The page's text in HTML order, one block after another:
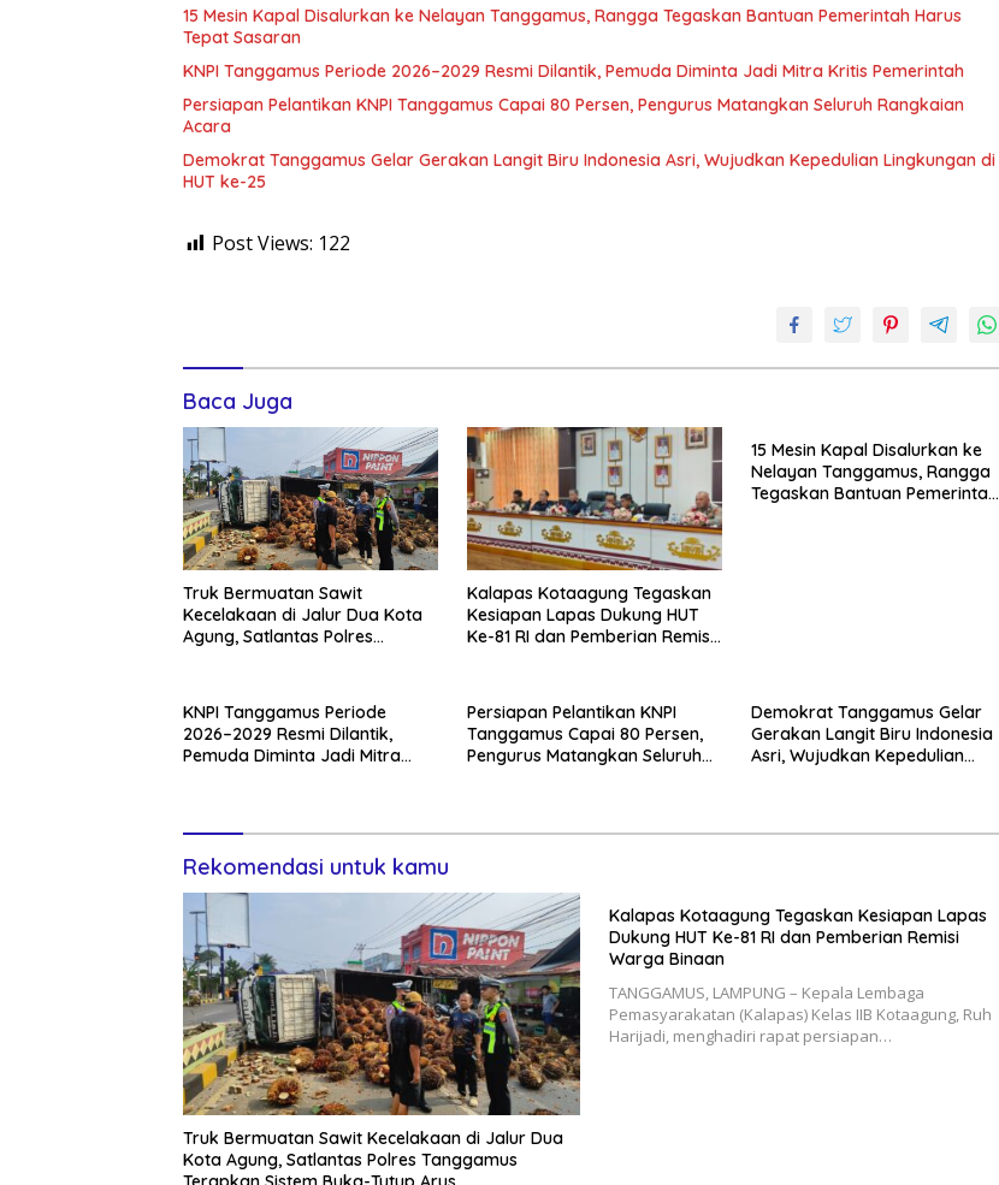
15 Mesin Kapal Disalurkan ke Nelayan Tanggamus, Rangga Tegaskan Bantuan Pemerintah Harus
Tepat Sasaran
KNPI Tanggamus Periode 2026–2029 Resmi Dilantik, Pemuda Diminta Jadi Mitra Kritis Pemerintah
Persiapan Pelantikan KNPI Tanggamus Capai 80 Persen, Pengurus Matangkan Seluruh Rangkaian
Acara
Demokrat Tanggamus Gelar Gerakan Langit Biru Indonesia Asri, Wujudkan Kepedulian Lingkungan di
HUT ke-25
Post Views: 122
Baca Juga
Truk Bermuatan Sawit
Kecelakaan di Jalur Dua Kota
Agung, Satlantas Polres
Kalapas Kotaagung Tegaskan
Kesiapan Lapas Dukung HUT
Ke-81 RI dan Pemberian Remisi
15 Mesin Kapal Disalurkan ke
Nelayan Tanggamus, Rangga
Tegaskan Bantuan Pemerintah
KNPI Tanggamus Periode
2026–2029 Resmi Dilantik,
Pemuda Diminta Jadi Mitra
Persiapan Pelantikan KNPI
Tanggamus Capai 80 Persen,
Pengurus Matangkan Seluruh
Demokrat Tanggamus Gelar
Gerakan Langit Biru Indonesia
Asri, Wujudkan Kepedulian
Rekomendasi untuk kamu
Truk Bermuatan Sawit Kecelakaan di Jalur Dua
Kota Agung, Satlantas Polres Tanggamus
Kalapas Kotaagung Tegaskan Kesiapan Lapas
Dukung HUT Ke-81 RI dan Pemberian Remisi
Warga Binaan
TANGGAMUS, LAMPUNG – Kepala Lembaga
Pemasyarakatan (Kalapas) Kelas IIB Kotaagung, Ruh
Harijadi, menghadiri rapat persiapan…